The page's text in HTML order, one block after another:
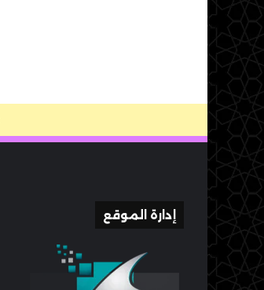
إدارة الموقع